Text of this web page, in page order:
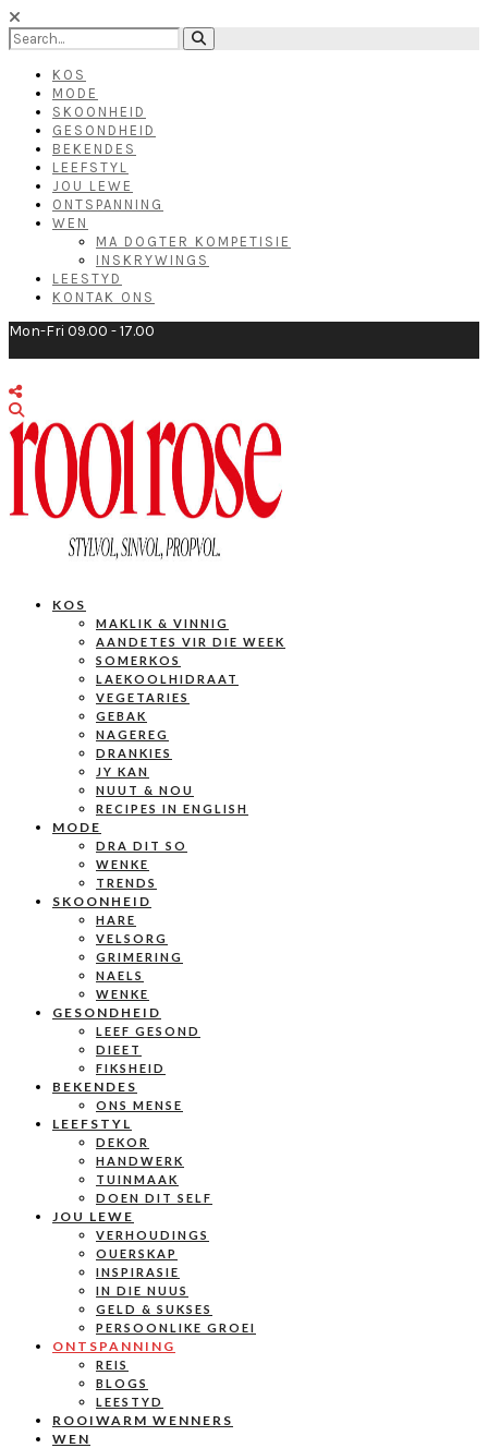
KOS
MODE
SKOONHEID
GESONDHEID
BEKENDES
LEEFSTYL
JOU LEWE
ONTSPANNING
WEN
MA DOGTER KOMPETISIE
INSKRYWINGS
LEESTYD
KONTAK ONS
Mon-Fri 09.00 - 17.00
KOS
MAKLIK & VINNIG
AANDETES VIR DIE WEEK
SOMERKOS
LAEKOOLHIDRAAT
VEGETARIES
GEBAK
NAGEREG
DRANKIES
JY KAN
NUUT & NOU
RECIPES IN ENGLISH
MODE
DRA DIT SO
WENKE
TRENDS
SKOONHEID
HARE
VELSORG
GRIMERING
NAELS
WENKE
GESONDHEID
LEEF GESOND
DIEET
FIKSHEID
BEKENDES
ONS MENSE
LEEFSTYL
DEKOR
HANDWERK
TUINMAAK
DOEN DIT SELF
JOU LEWE
VERHOUDINGS
OUERSKAP
INSPIRASIE
IN DIE NUUS
GELD & SUKSES
PERSOONLIKE GROEI
ONTSPANNING
REIS
BLOGS
LEESTYD
ROOIWARM WENNERS
WEN